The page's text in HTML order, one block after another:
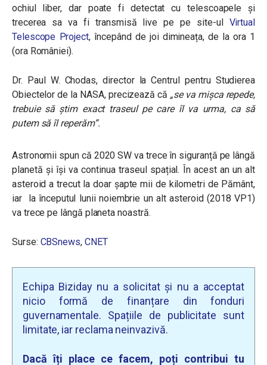
ochiul liber, dar poate fi detectat cu telescoapele și
trecerea sa va fi transmisă live pe pe site-ul Virtual
Telescope Project, începând de joi dimineața, de la ora 1
(ora României).
Dr. Paul W. Chodas, director la Centrul pentru Studierea
Obiectelor de la NASA, precizează că „se va mișca repede,
trebuie să știm exact traseul pe care îl va urma, ca să
putem să îl reperăm”.
Astronomii spun că 2020 SW va trece în siguranță pe lângă
planetă și își va continua traseul spațial. În acest an un alt
asteroid a trecut la doar șapte mii de kilometri de Pământ,
iar la începutul lunii noiembrie un altasteroid (2018 VP1)
va trece pe lângă planeta noastră.
Surse: CBSnews, CNET
Echipa Biziday nu a solicitat și nu a acceptat
nicio formă de finanțare din fonduri
guvernamentale. Spațiile de publicitate sunt
limitate, iar reclama neinvazivă.
Dacă îți place ce facem, poți contribui tu